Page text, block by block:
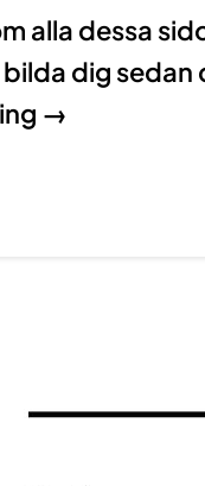
alla dessa
dig sedan
→